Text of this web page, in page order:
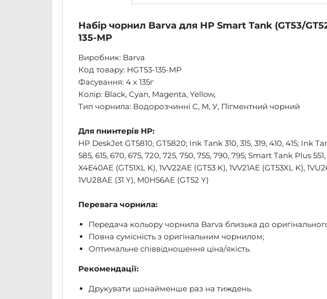
Набір чорнил Barva для HP Smart Tank (GT53/
135-MP
Виробник: Barva
Код товару: HGT53-135-MP
Фасування: 4 x 135г
Колір: Black, Cyan, Magenta, Yellow,
Тип чорнила: Водорозчинні C, M, У, Пігментний чорний
Для пнинтерів HP:
HP DeskJet GT5810, GT5820; Ink Tank 310, 315, 319, 410, 415; Ink
585, 615, 670, 675, 720, 725, 750, 755, 790, 795; Smart Tank Plus
X4E40AE (GT51XL K), 1VV22AE (GT53 K), 1VV21AE (GT53XL K),
1VU28AE (31 Y), M0H56AE (GT52 Y)
Перевага чорнила:
Передача кольору чорнила Barva близька до
Повна сумісність з оригінальним чорнилом;
Оптимальне співвідношення ціна/якість.
Рекомендації:
Друкувати щонайменше раз на тиждень.